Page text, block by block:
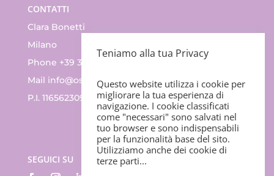
CONTATTI
Clara Bonetti
Milano
Phone +39 335.83.47.352
Mail info@ossino.it
P.I. 11656230965
SEGUICI SU
Teniamo alla tua Privacy
Questo website utilizza i cookie per
migliorare la tua esperienza di
navigazione. I cookie classificati
come "necessari" sono salvati nel
tuo browser e sono indispensabili
per la funzionalità base del sito.
Utilizziamo anche dei cookie di
terze parti...